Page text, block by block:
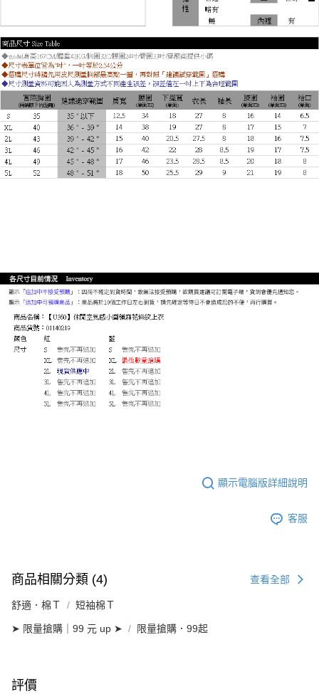
顯示電腦版詳細說明
客服
商品相關分類 (4) 查看全部
舒適．棉Ｔ 短袖棉Ｔ
➤ 限量搶購｜99 元 up ➤ 限量搶購．99起
評價